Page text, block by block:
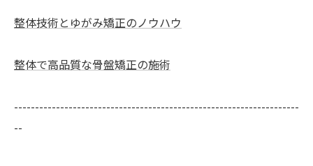
整体技術とゆがみ矯正のノウハウ
整体で高品質な骨盤矯正の施術
--------------------------------------------------------------------
--